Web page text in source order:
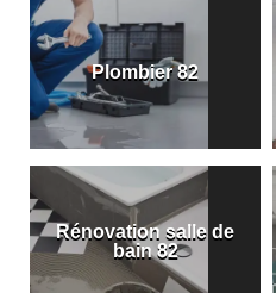
Plombier 82
Rénovation salle de
bain 82